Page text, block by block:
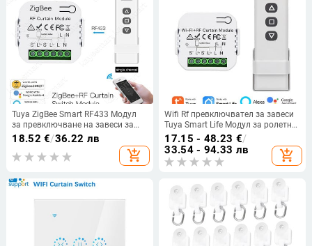
Tuya ZigBee Smart RF433 Модул
за превключване на завеси за
моторизирани ролетни щори
Мотор 2MQTT Smart Life APP
Alexa Google Home
18.52 €/36.22 лв
add_shopping_cart
Wifi Rf превключвател за завеси
Tuya Smart Life Модул за ролетни
щори 433 mhz Предавател
Дистанционно управление Щори
за прозорци Alexa Google Home
17.15 - 48.23 €/
33.54 - 94.33 лв
add_shopping_cart